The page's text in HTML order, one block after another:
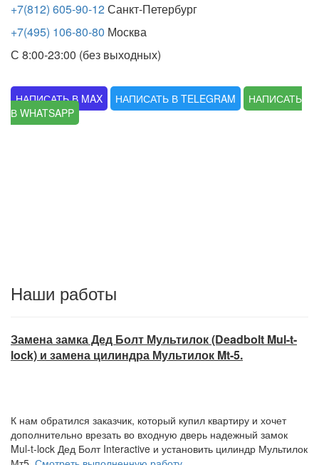
+7(812) 605-90-12Санкт-Петербург
+7(495) 106-80-80 Москва
С 8:00-23:00 (без выходных)
НАПИСАТЬ В MAX НАПИСАТЬ В TELEGRAM
НАПИСАТЬ
В WHATSAPP
Наши работы
Замена замка Дед Болт Мультилок (Deadbolt Mul-t-
lock) и замена цилиндра Мультилок Mt-5.
К нам обратился заказчик, который купил квартиру и хочет
дополнительно врезать во входную дверь надежный замок
Mul-t-lock Дед Болт Interactive и установить цилиндр Мультилок